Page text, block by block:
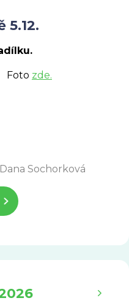
Foto zde.
Sochorková